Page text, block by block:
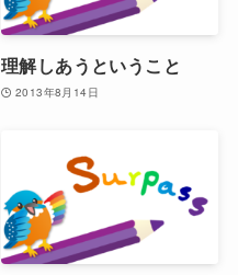
理解しあうということ
2013年8月14日